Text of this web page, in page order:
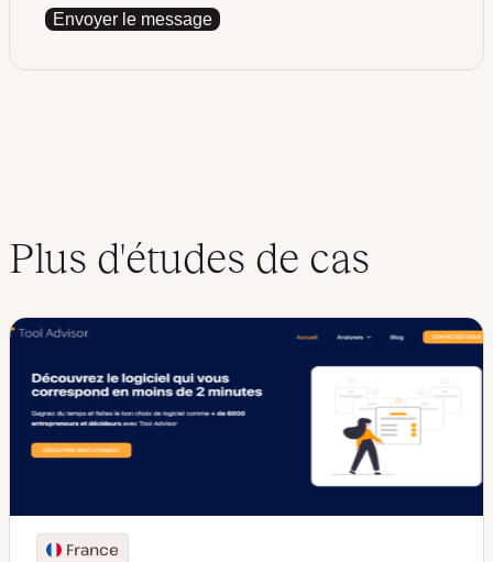
Envoyer le message
Plus d'études de cas
France